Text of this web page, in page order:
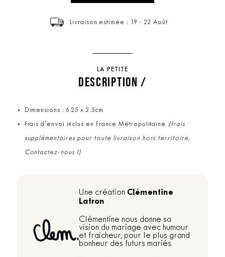
Livraison estimée : 19 - 22 Août
LA PETITE
DESCRIPTION /
Dimensions : 6.25 x 2.5cm
Frais d'envoi inclus en France Métropolitaine (frais
supplémentaires pour toute livraison hors territoire,
Contactez-nous !)
Une création Clémentine
Latron
Clémentine nous donne sa
vision du mariage avec humour
et fraicheur, pour le plus grand
bonheur des futurs mariés.